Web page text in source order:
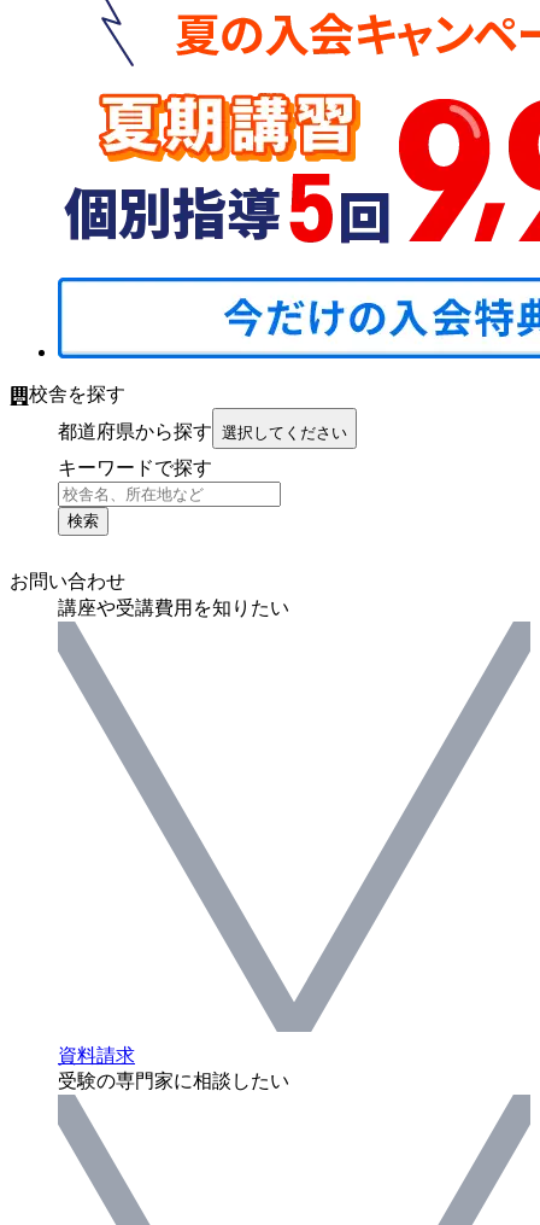
校舎を探す
都道府県から探す 選択してください
キーワードで探す
検索
お問い合わせ
講座や受講費用を知りたい
資料請求
受験の専門家に相談したい